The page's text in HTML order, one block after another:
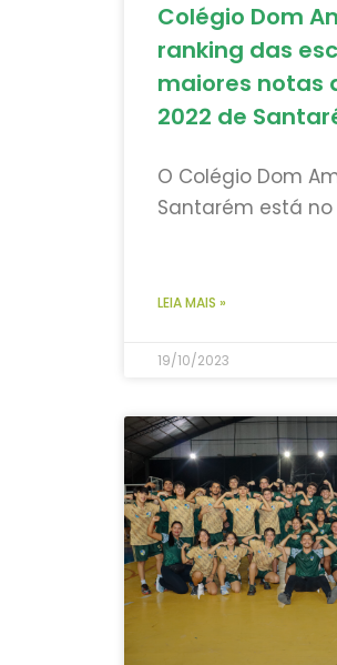
Colégio Dom
ranking das
maiores notas
2022 de
O Colégio Dom
Santarém está no
LEIA MAIS »
19/10/2023